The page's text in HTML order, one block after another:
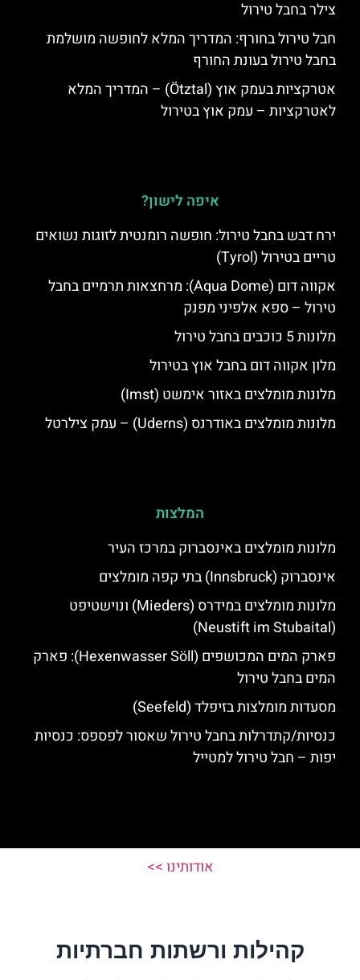
צילר בחבל טירול
חבל טירול בחורף: המדריך המלא לחופשה מושלמת
בחבל טירול בעונת החורף
אטרקציות בעמק אוץ (Ötztal) – המדריך המלא
לאטרקציות – עמק אוץ בטירול
איפה לישון?
ירח דבש בחבל טירול: חופשה רומנטית לזוגות נשואים
טריים בטירול (Tyrol)
אקווה דום (Aqua Dome): מרחצאות תרמיים בחבל
טירול – ספא אלפיני מפנק
מלונות 5 כוכבים בחבל טירול
מלון אקווה דום בחבל אוץ בטירול
מלונות מומלצים באזור אימשט (Imst)
מלונות מומלצים באודרנס (Uderns) – עמק צילרטל
המלצות
מלונות מומלצים באינסברוק במרכז העיר
אינסברוק (Innsbruck) בתי קפה מומלצים
מלונות מומלצים במידרס (Mieders) ונוישטיפט
(Neustift im Stubaital)
פארק המים המכושפים (Hexenwasser Söll): פארק
המים בחבל טירול
מסעדות מומלצות בזיפלד (Seefeld)
כנסיות/קתדרלות בחבל טירול שאסור לפספס: כנסיות
יפות – חבל טירול למטייל
אודותינו >>
קהילות ורשתות חברתיות